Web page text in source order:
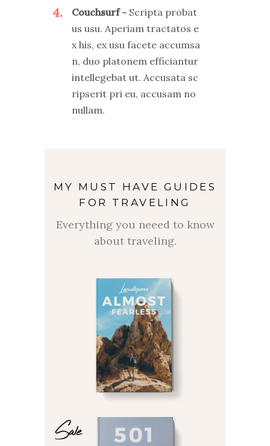
4 Couchsurf
Scripta probat
us usu. Aperiam tractatos e
x his, ex usu facete accumsa
n, duo platonem efficiantur
intellegebat ut. Accusata sc
ripserit pri eu, accusam no
nullam.
MY MUST HAVE GUIDES
FOR TRAVELING
Everything you neeed to know
about traveling.
Sale